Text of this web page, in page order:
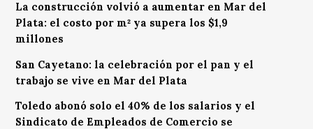
La construcción volvió a aumentar en Mar del
Plata: el costo por m² ya supera los $1,9
millones
San Cayetano: la celebración por el pan y el
trabajo se vive en Mar del Plata
Toledo abonó solo el 40% de los salarios y el
Sindicato de Empleados de Comercio se